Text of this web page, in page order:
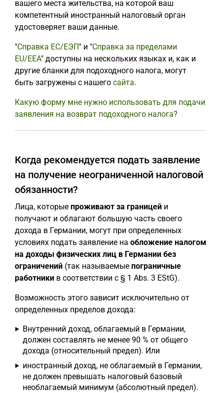
вашего места жительства, на которой ваш
компетентный иностранный налоговый орган
удостоверяет ваши данные.
"Справка ЕС/ЕЭП" и "Справка за пределами
EU/EEA" доступны на нескольких языках и, как и
другие бланки для подоходного налога, могут
быть загружены с нашего сайта.
Какую форму мне нужно использовать для подачи
заявления на возврат подоходного налога?
Когда рекомендуется подать заявление
на получение неограниченной налоговой
обязанности?
Лица, которые проживают за границей и
получают и облагают большую часть своего
дохода в Германии, могут при определенных
условиях подать заявление на обложение налогом
на доходы физических лиц в Германии без
ограничений (так называемые пограничные
работники в соответствии с § 1 Abs. 3 EStG).
Возможность этого зависит исключительно от
определенных пределов дохода:
Внутренний доход, облагаемый в Германии,
должен составлять не менее 90 % от общего
дохода (относительный предел). Или
иностранный доход, не облагаемый в Германии,
не должен превышать налоговый базовый
необлагаемый минимум (абсолютный предел).